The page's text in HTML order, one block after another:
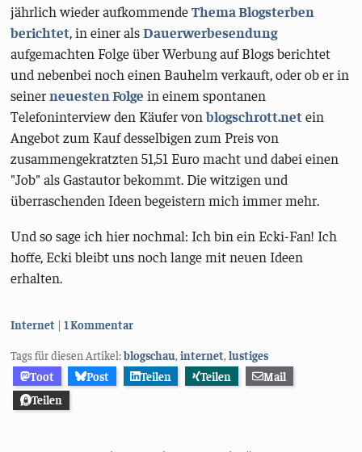
jährlich wieder aufkommendeThema Blogsterben
berichtet, in einer alsDauerwerbesendung
aufgemachten Folge über Werbung auf Blogs berichtet
und nebenbei noch einen Bauhelm verkauft, oder ob er in
seinerneuesten Folge in einem spontanen
Telefoninterview den Käufer vonblogschrott.netein
Angebot zum Kauf desselbigen zum Preis von
zusammengekratzten 51,51 Euro macht und dabei einen
"Job" als Gastautor bekommt. Die witzigen und
überraschenden Ideen begeistern mich immer mehr.
Und so sage ich hier nochmal: Ich bin ein Ecki-Fan! Ich
hoffe, Ecki bleibt uns noch lange mit neuen Ideen
erhalten.
Kategorien:
Internet 1 Kommentar
Tags für diesen Artikel:blogschau,internet,lustiges
Toot
Post Teilen Teilen
Mail
Teilen